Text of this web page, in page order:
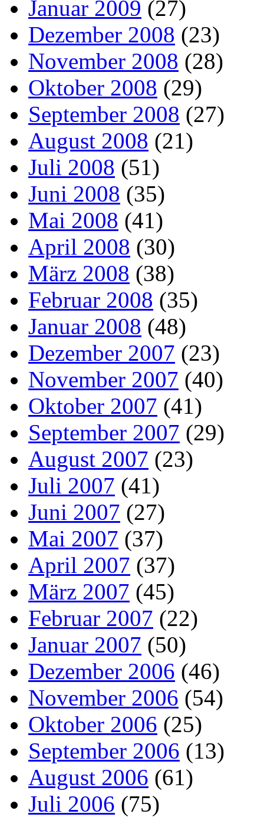
Januar 2009 (27)
Dezember 2008 (23)
November 2008 (28)
Oktober 2008 (29)
September 2008 (27)
August 2008 (21)
Juli 2008 (51)
Juni 2008 (35)
Mai 2008 (41)
April 2008 (30)
März 2008 (38)
Februar 2008 (35)
Januar 2008 (48)
Dezember 2007 (23)
November 2007 (40)
Oktober 2007 (41)
September 2007 (29)
August 2007 (23)
Juli 2007 (41)
Juni 2007 (27)
Mai 2007 (37)
April 2007 (37)
März 2007 (45)
Februar 2007 (22)
Januar 2007 (50)
Dezember 2006 (46)
November 2006 (54)
Oktober 2006 (25)
September 2006 (13)
August 2006 (61)
Juli 2006 (75)